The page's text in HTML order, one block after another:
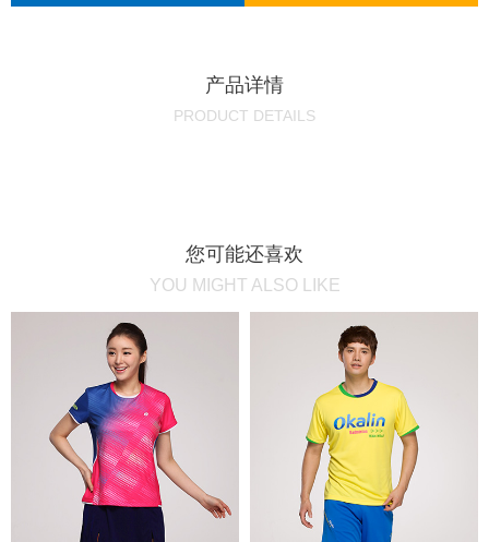
产品详情
PRODUCT DETAILS
您可能还喜欢
YOU MIGHT ALSO LIKE